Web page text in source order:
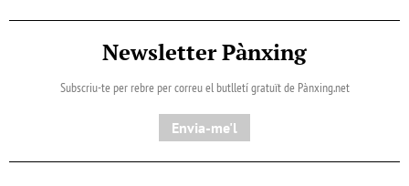
Newsletter Pànxing
Subscriu-te per rebre per correu el butlletí gratuït de Pànxing.net​
Envia-me'l